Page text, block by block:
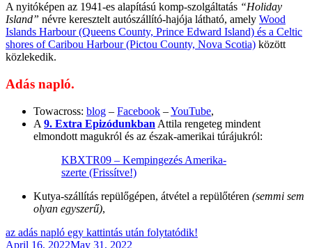
A nyitóképen az 1941-es alapítású komp-szolgáltatás “Holiday
Island” névre keresztelt autószállító-hajója látható, amely Wood
Islands Harbour (Queens County, Prince Edward Island) és a Celtic
shores of Caribou Harbour (Pictou County, Nova Scotia) között
közlekedik.
Adás napló.
Towacross: blog – Facebook –YouTube,
A 9. Extra Epizódunkban Attila rengeteg mindent
elmondott magukról és az észak-amerikai túrájukról:
KBXTR09 – Kempingezés Amerika-
szerte (Frissítve!)
Kutya-szállítás repülőgépen, átvétel a repülőtéren (semmi sem
olyan egyszerű),
az adás napló egy kattintás után folytatódik!
Posted
April 16, 2022May 31, 2022